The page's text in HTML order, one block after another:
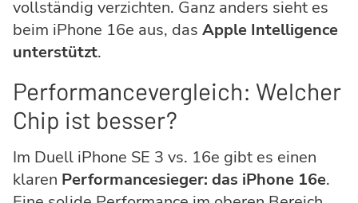
vollständig verzichten. Ganz anders sieht es
beim iPhone 16e aus, das Apple Intelligence
unterstützt.
Performancevergleich: Welcher
Chip ist besser?
Im Duell iPhone SE 3 vs. 16e gibt es einen
klaren Performancesieger: das iPhone 16e.